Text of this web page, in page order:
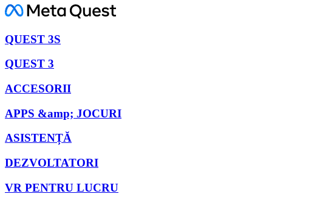
QUEST 3S
QUEST 3
ACCESORII
APPS &amp; JOCURI
ASISTENȚĂ
DEZVOLTATORI
VR PENTRU LUCRU